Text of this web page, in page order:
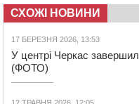
СХОЖІ НОВИНИ
17 БЕРЕЗНЯ 2026, 13:53
У центрі Черкас
(ФОТО)